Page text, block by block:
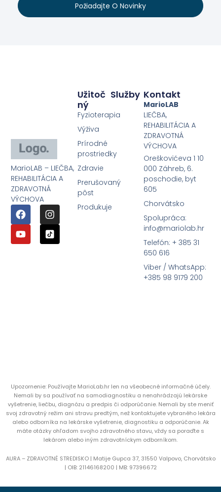
Požiadajte O Novinky
MarioLAB – LIEČBA,
REHABILITÁCIA A
ZDRAVOTNÁ
VÝCHOVA
Služby
Užitoč
Ný
Fyzioterapia
Výživa
Prírodné
prostriedky
Zdravie
Prerušovaný
pôst
Produkuje
Kontakt
MarioLAB
LIEČBA,
REHABILITÁCIA A
ZDRAVOTNÁ
VÝCHOVA
Oreškovićeva 1 10
000 Záhreb, 6.
poschodie, byt
605
Chorvátsko
Spolupráca:
info@mariolab.hr
Telefón: + 385 31
650 616
Viber / WhatsApp:
+385 98 9179 200
Upozornenie: Používajte MarioLab.hr len na všeobecné informačné účely.
Nemali by sa používať na samodiagnostiku a nenahrádzajú lekárske
vyšetrenie, liečbu, diagnózu a predpis či odporúčanie. Nemali by ste meniť
svoj zdravotný režim ani stravu predtým, než kontaktujete vybraného lekára
alebo odborníka na lekárske vyšetrenie, diagnostiku a odporúčanie. Ak
máte otázky ohľadom svojho zdravotného stavu, vždy sa poraďte s
lekárom alebo iným zdravotníckym odborníkom.
AURA – ZDRAVOTNÉ STREDISKO | Matije Gupca 37, 31550 Valpovo, Chorvátsko
| OIB: 21146168200 | MB: 97396672